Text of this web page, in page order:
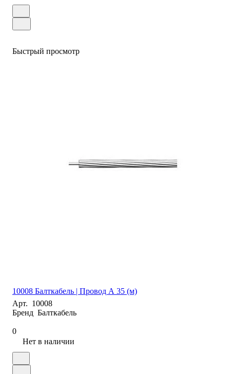
Быстрый просмотр
10008 Балткабель | Провод А 35 (м)
Арт. 10008
Бренд Балткабель
0
Нет в наличии